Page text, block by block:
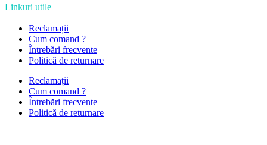
Linkuri utile
Reclamații
Cum comand ?
Întrebări frecvente
Politică de returnare
Reclamații
Cum comand ?
Întrebări frecvente
Politică de returnare